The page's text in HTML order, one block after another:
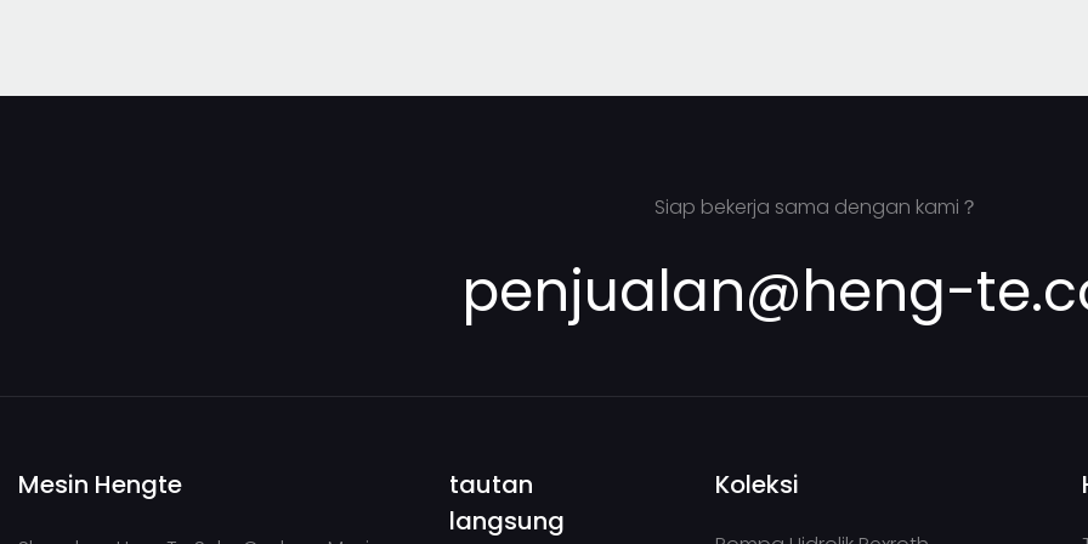
Pompa Minyak CAT
Pompa Roda Gigi
Siap bekerja sama dengan kami？
penjualan@heng-
Mesin Hengte
tautan
langsung
Koleksi